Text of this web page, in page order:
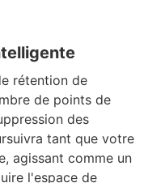
rétention de
de points de
des
tant que votre
agissant comme un
l'espace de